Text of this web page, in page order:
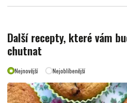
Další recepty, které vám
chutnat
Nejnovější Nejoblíbenější